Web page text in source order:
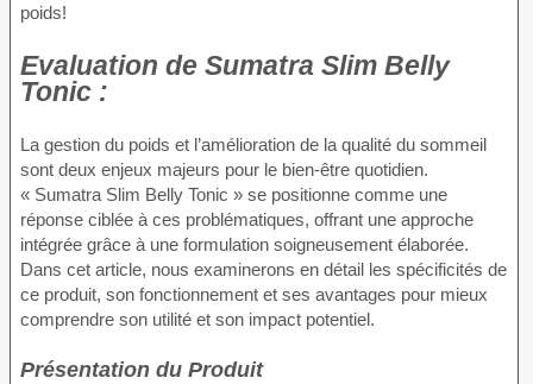
poids!
Evaluation de Sumatra Slim Belly
Tonic :
La gestion du poids et l’amélioration de la qualité du sommeil
sont deux enjeux majeurs pour le bien-être quotidien.
« Sumatra Slim Belly Tonic » se positionne comme une
réponse ciblée à ces problématiques, offrant une approche
intégrée grâce à une formulation soigneusement élaborée.
Dans cet article, nous examinerons en détail les spécificités de
ce produit, son fonctionnement et ses avantages pour mieux
comprendre son utilité et son impact potentiel.
Présentation du Produit